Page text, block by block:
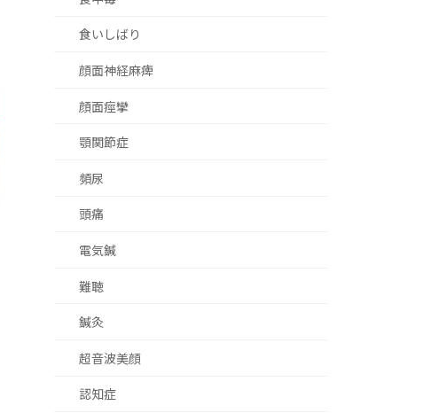
食いしばり
顔面神経麻痺
顔面痙攣
顎関節症
頻尿
頭痛
電気鍼
難聴
鍼灸
超音波美顔
認知症